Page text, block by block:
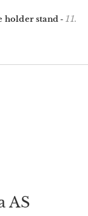
holder stand -11.
AS